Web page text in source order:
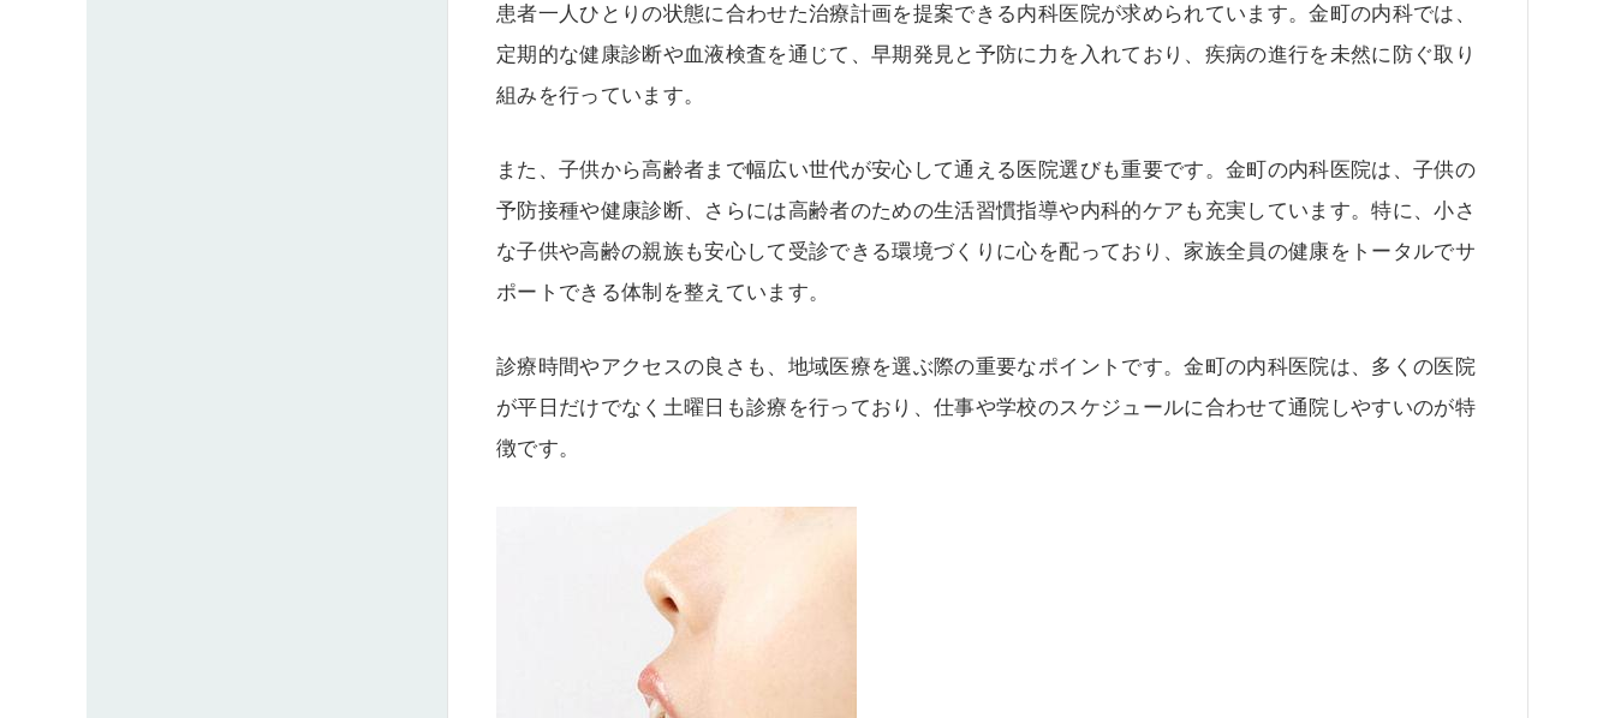
患者一人ひとりの状態に合わせた治療計画を提案できる内科医院が求められています。金町の内科では、
定期的な健康診断や血液検査を通じて、早期発見と予防に力を入れており、疾病の進行を未然に防ぐ取り
組みを行っています。
また、子供から高齢者まで幅広い世代が安心して通える医院選びも重要です。金町の内科医院は、子供の
予防接種や健康診断、さらには高齢者のための生活習慣指導や内科的ケアも充実しています。特に、小さ
な子供や高齢の親族も安心して受診できる環境づくりに心を配っており、家族全員の健康をトータルでサ
ポートできる体制を整えています。
診療時間やアクセスの良さも、地域医療を選ぶ際の重要なポイントです。金町の内科医院は、多くの医院
が平日だけでなく土曜日も診療を行っており、仕事や学校のスケジュールに合わせて通院しやすいのが特
徴です。